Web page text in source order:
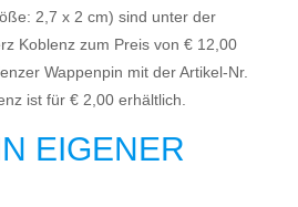
2,7 x 2 cm) sind unter der
Koblenz zum Preis von € 12,00
Wappenpin mit der Artikel-Nr.
ist für € 2,00 erhältlich.
EIGENER